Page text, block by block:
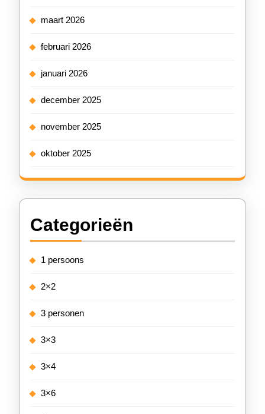
maart 2026
februari 2026
januari 2026
december 2025
november 2025
oktober 2025
Categorieën
1 persoons
2×2
3 personen
3×3
3×4
3×6